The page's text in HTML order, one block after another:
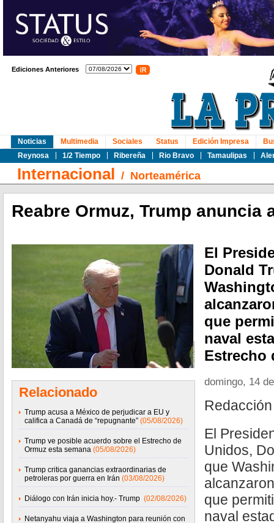
Ediciones Anteriores
Noticias
Reynosa
1/2 Tiempo Ribereña Rio Bravo Tamaulipas
Multimedia Sociales Status Edición Impresa
Internacional / Norteamérica
Reabre Ormuz, Trump anuncia
Relacionado
Trump acusa a México de perjudicar a EU y
califica a Canadá de “repugnante” (05/08/2026)
Trump ve posible acuerdo sobre el Estrecho de
Ormuz esta semana (05/08/2026)
Trump critica ganancias extraordinarias de
petroleras por guerra en Irán (03/08/2026)
Diálogo con Irán inicia hoy.- Trump (02/08/2026)
Netanyahu viaja a Washington para reunión con
El
Donald
que
naval
Estrecho
domingo, 14
Redacción
El
Unidos,
que
que
naval